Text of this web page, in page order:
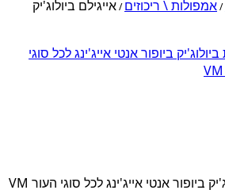
/אמפולות \ ריכוזים/אייגילם ביולוג'יק